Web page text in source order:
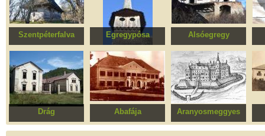
Szentpéterfalva
Szent Péter és Pál
apostolok ortodox
fatemplom
Egregypósa
Szent Miklós főpap
ortodox fatemplom
Alsóegregy
Malom, egykori
kaszárnya épülete
Drág
Bethlen kastély
Abafája
Huszár-kastély
Aranyosmeggyes
Lónyai kastély romjai